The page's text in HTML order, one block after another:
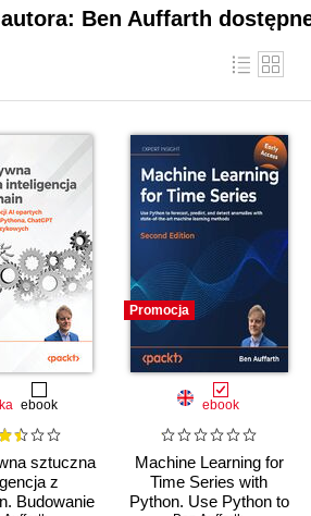
autora: Ben Auffarth
ebook
sztuczna
z
Budowanie
Promocja
ebook
Machine Learning for
Time Series with
Python. Use Python to